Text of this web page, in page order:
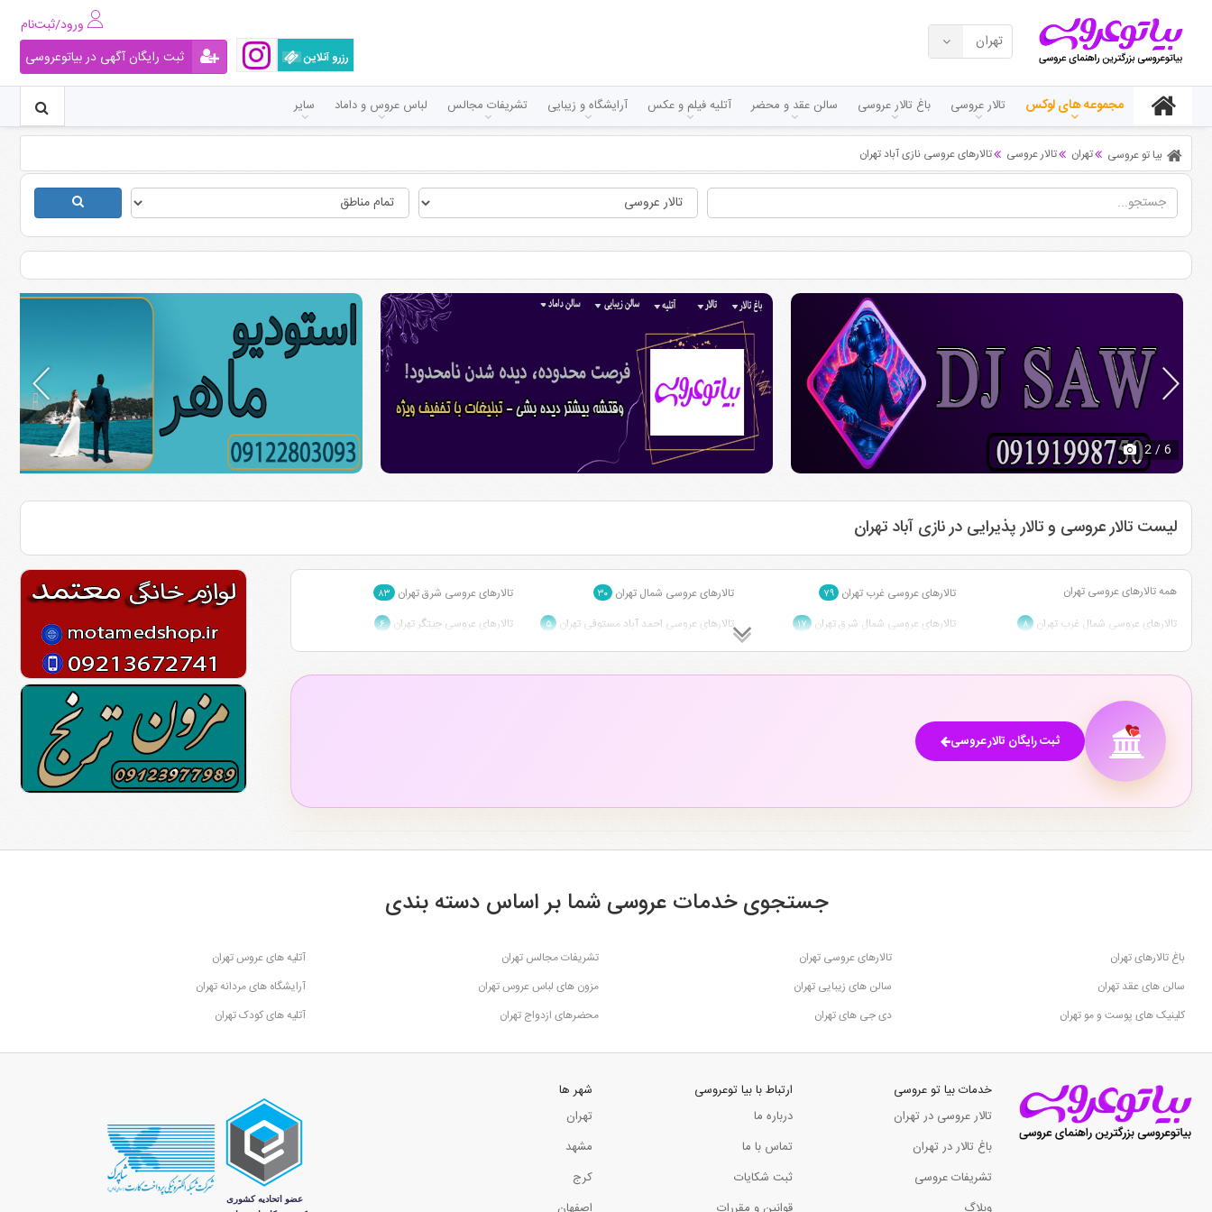
تهران
رزرو آنلاین
ثبت رایگان آگهی در بیاتوعروسی
مجموعه های لوکس تالار عروسی باغ تالار عروسی سالن عقد و محضر آتلیه فیلم و عکس آرایشگاه و زیبایی تشریفات مجالس لباس عروس و داماد سایر
بیا تو عروسی تهران تالار عروسی تالارهای عروسی نازی آباد تهران
2/ 6
لیست تالار عروسی و تالار پذیرایی در نازی آباد تهران
همه تالارهای عروسی تهران تالارهای عروسی غرب تهران ۷۹ تالارهای عروسی شمال تهران ۳۰ تالارهای عروسی شرق تهران ۸۳
تالارهای عروسی شمال غرب تهران ۸ تالارهای عروسی شمال شرق تهران ۱۷ تالارهای عروسی احمد آباد مستوفی تهران ۵ تالارهای عروسی چیتگر تهران ۶
تالارهای عروسی مرکز تهران ۳۴ تالارهای عروسی جنوب تهران ۳۶
ثبت رایگان تالار عروسی
جستجوی خدمات عروسی شما بر اساس دسته بندی
باغ تالارهای تهران تالارهای عروسی تهران تشریفات مجالس تهران
آتلیه های عروس تهران
سالن های عقد تهران
سالن های زیبایی تهران مزون های لباس عروس تهران
آرایشگاه های مردانه تهران
کلینیک های پوست و مو تهران
دی جی های تهران محضرهای ازدواج تهران آتلیه های کودک تهران
خدمات بیا تو عروسی
تالار عروسی در تهران
باغ تالار در تهران
تشریفات عروسی
ارتباط با بیا توعروسی
درباره ما
تماس با ما
ثبت شکایات
شهر ها
تهران
مشهد
کرج